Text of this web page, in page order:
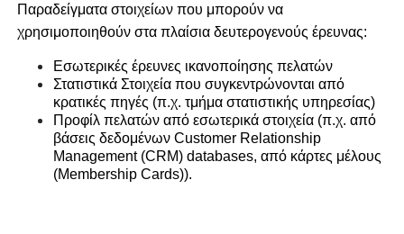
Παραδείγματα στοιχείων που μπορούν να
χρησιμοποιηθούν στα πλαίσια δευτερογενούς έρευνας:
Εσωτερικές έρευνες ικανοποίησης πελατών
Στατιστικά Στοιχεία που συγκεντρώνονται από
κρατικές πηγές (π.χ. τμήμα στατιστικής υπηρεσίας)
Προφίλ πελατών από εσωτερικά στοιχεία (π.χ. από
βάσεις δεδομένων Customer Relationship
Management (CRM) databases, από κάρτες μέλους
(Membership Cards)).